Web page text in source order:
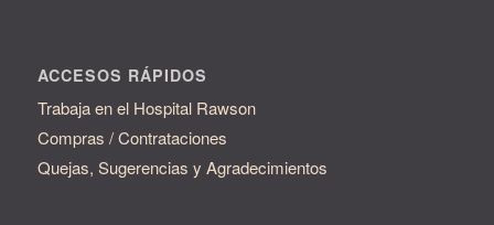
ACCESOS RÁPIDOS
Trabaja en el Hospital Rawson
Compras / Contrataciones
Quejas, Sugerencias y Agradecimientos